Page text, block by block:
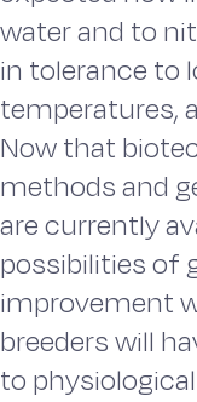
water and to
in tolerance to
temperatures,
Now that
methods and
are currently
possibilities of
improvement
breeders will
to